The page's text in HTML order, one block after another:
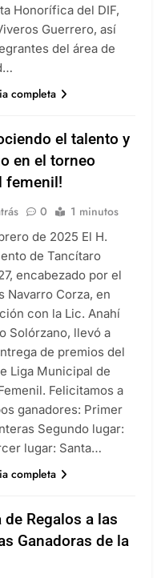
Honorífica del DIF,
Guerrero, así
del área de
completa
el talento y
en el torneo
femenil!
0 1 minutos
de 2025 El H.
de Tancítaro
encabezado por el
Navarro Corza, en
con la Lic. Anahí
Solórzano, llevó a
de premios del
Liga Municipal de
Felicitamos a
ganadores: Primer
Segundo lugar:
lugar: Santa…
completa
de Regalos a las
Ganadoras de la